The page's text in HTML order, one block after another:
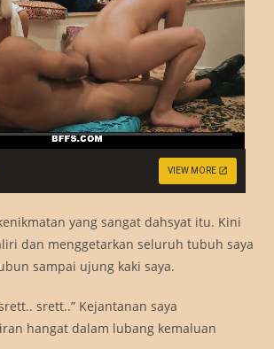
VIEW MORE
yang sangat dahsyat itu. Kini
dan menggetarkan seluruh tubuh saya
sampai ujung kaki saya.
srett..” Kejantanan saya
hangat dalam lubang kemaluan